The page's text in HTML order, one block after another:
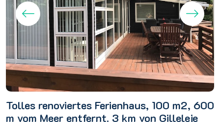
Tolles renoviertes Ferienhaus, 100 m2, 600
m vom Meer entfernt. 3 km von Gilleleje